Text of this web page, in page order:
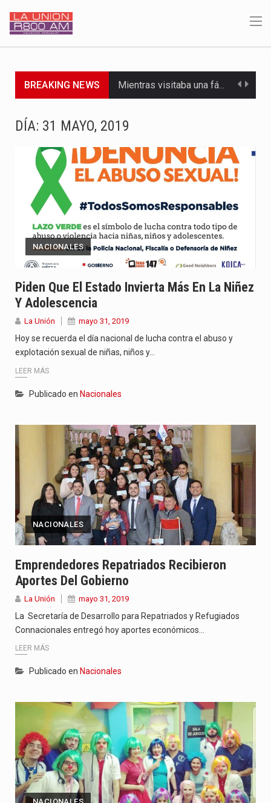
BREAKING NEWS Mientras visitaba una fábrica de armamentos en San Paulo, el…
Para Tania, una paraguaya de 33 años que reside en…
Una familia atravesó momentos de extrema tensión durante la madrugada…
Fretes se refirió concretamente al recorrido que realizó este jueves…
“La situación no está tan mala en el Ministerio de…
Hace casi dos meses que Rivas dejó el Senado y,…
DÍA: 31 MAYO, 2019
NACIONALES
Piden Que El Estado Invierta Más En La Niñez
Y Adolescencia
La Unión mayo 31, 2019
Hoy se recuerda el día nacional de lucha contra el abuso y
explotación sexual de niñas, niños y…
LEER MÁS
Publicado en Nacionales
NACIONALES
Emprendedores Repatriados Recibieron
Aportes Del Gobierno
La Unión mayo 31, 2019
La Secretaría de Desarrollo para Repatriados y Refugiados
Connacionales entregó hoy aportes económicos…
LEER MÁS
Publicado en Nacionales